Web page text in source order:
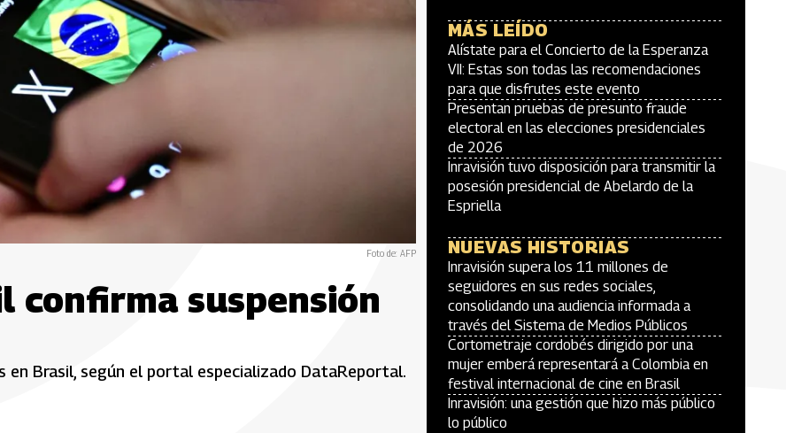
Foto de: AFP
confirma suspensión
en Brasil, según el portal especializado DataReportal.
MÁS LEÍDO
Alístate para el Concierto de la Esperanza
VII: Estas son todas las recomendaciones
para que disfrutes este evento
Presentan pruebas de presunto fraude
electoral en las elecciones presidenciales
de 2026
Inravisión tuvo disposición para transmitir la
posesión presidencial de Abelardo de la
Espriella
NUEVAS HISTORIAS
Inravisión supera los 11 millones de
seguidores en sus redes sociales,
consolidando una audiencia informada a
través del Sistema de Medios Públicos
Cortometraje cordobés dirigido por una
mujer emberá representará a Colombia en
festival internacional de cine en Brasil
Inravisión: una gestión que hizo más público
lo público